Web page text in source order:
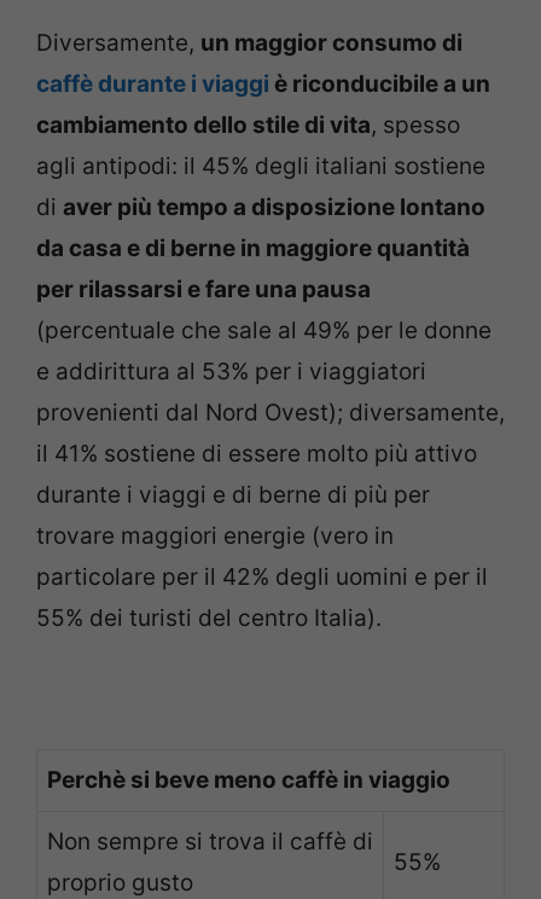
Diversamente, un maggior consumo di
caffè durante i viaggi è riconducibile a un
cambiamento dello stile di vita, spesso
agli antipodi: il 45% degli italiani sostiene
di aver più tempo a disposizione lontano
da casa e di berne in maggiore quantità
per rilassarsi e fare una pausa
(percentuale che sale al 49% per le donne
e addirittura al 53% per i viaggiatori
provenienti dal Nord Ovest); diversamente,
il 41% sostiene di essere molto più attivo
durante i viaggi e di berne di più per
trovare maggiori energie (vero in
particolare per il 42% degli uomini e per il
55% dei turisti del centro Italia).
Perchè si beve meno caffè in viaggio
Non sempre si trova il caffè di
proprio gusto
55%